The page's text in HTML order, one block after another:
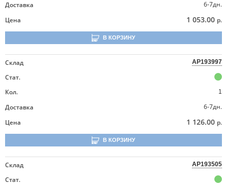
Доставка
6-7дн.
Цена
1 053.00 р.
В КОРЗИНУ
Склад AP193997
Стат.
Кол.
1
Доставка
6-7дн.
Цена
1 126.00 р.
В КОРЗИНУ
Склад AP193505
Стат.